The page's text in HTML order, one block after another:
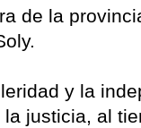
de la
y la
justicia, al